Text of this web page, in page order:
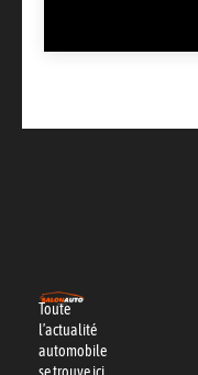
Toute
l’actualité
automobile